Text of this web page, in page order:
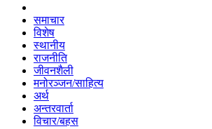
समाचार
विशेष
स्थानीय
राजनीति
जीवनशैली
मनोरञ्जन/साहित्य
अर्थ
अन्तरवार्ता
विचार/बहस